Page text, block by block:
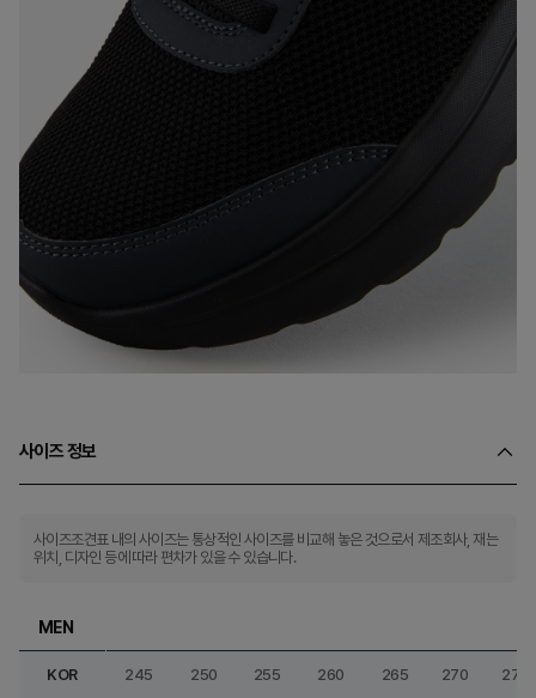
사이즈 정보
사이즈조견표 내의 사이즈는 통상적인 사이즈를 비교해 놓은 것으로서 제조회사, 재는
위치, 디자인 등에 따라 편차가 있을 수 있습니다.
MEN
KOR 245 250 255 260 265 270 275